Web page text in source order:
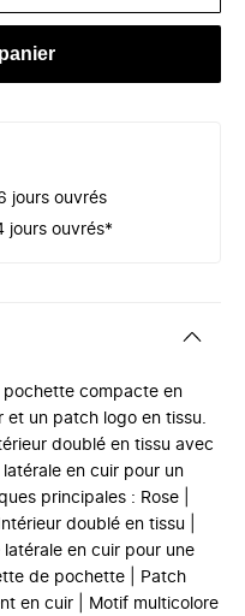
jours ouvrés
jours ouvrés*
compacte en
et un patch logo en tissu.
doublé en tissu avec
en cuir pour un
principales : Rose |
doublé en tissu |
en cuir pour une
de pochette | Patch
en cuir | Motif multicolore